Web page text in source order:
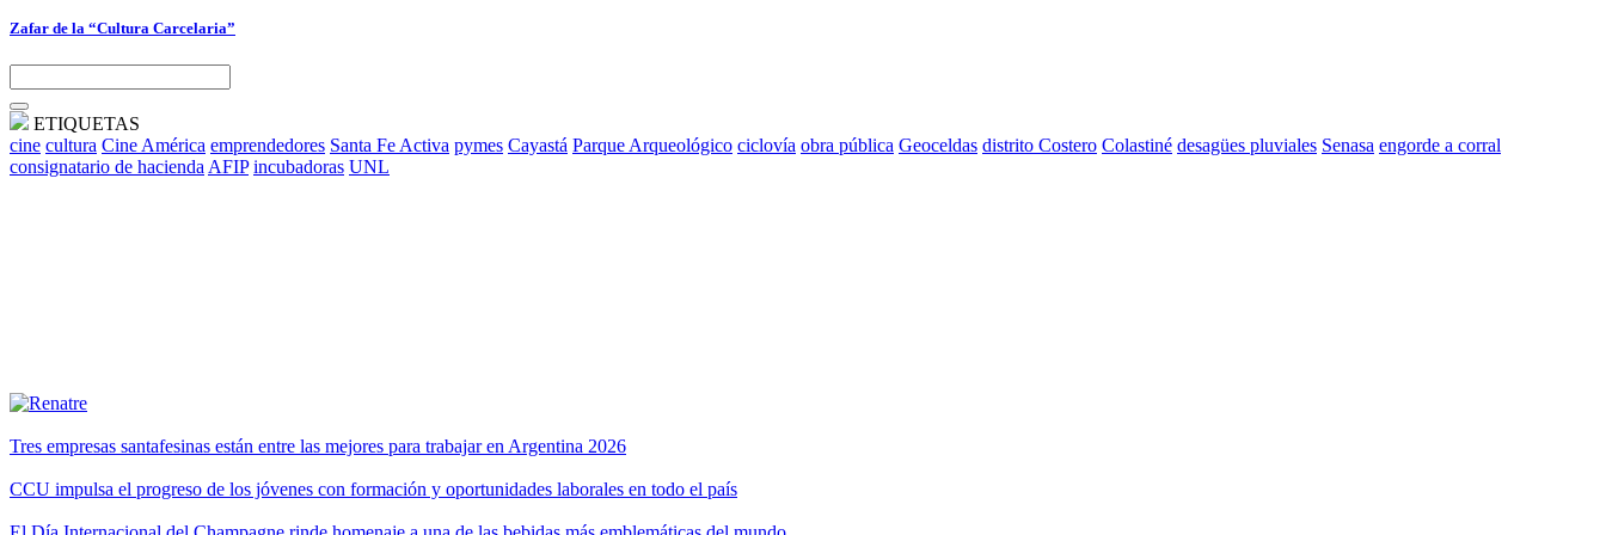
Zafar de la “Cultura Carcelaria”
ETIQUETAS
cine cultura Cine América emprendedores Santa Fe Activa pymes Cayastá Parque Arqueológico ciclovía obra pública Geoceldas distrito Costero Colastiné desagües pluviales Senasa engorde a corral
consignatario de hacienda AFIP incubadoras UNL
Tres empresas santafesinas están entre las mejores para trabajar en Argentina 2026
CCU impulsa el progreso de los jóvenes con formación y oportunidades laborales en todo el país